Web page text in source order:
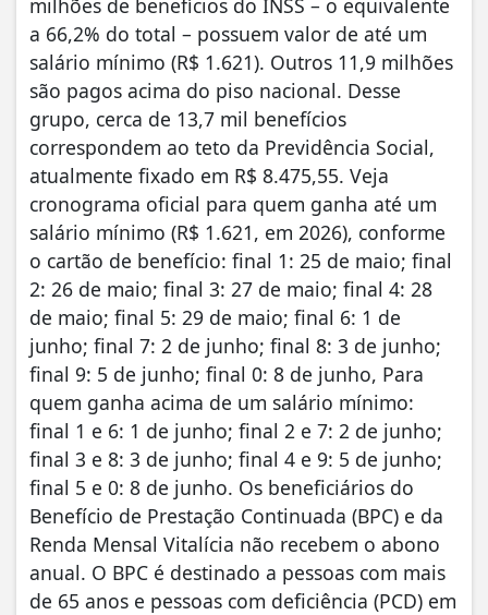
milhões de benefícios do INSS – o equivalente
a 66,2% do total – possuem valor de até um
salário mínimo (R$ 1.621). Outros 11,9 milhões
são pagos acima do piso nacional. Desse
grupo, cerca de 13,7 mil benefícios
correspondem ao teto da Previdência Social,
atualmente fixado em R$ 8.475,55. Veja
cronograma oficial para quem ganha até um
salário mínimo (R$ 1.621, em 2026), conforme
o cartão de benefício: final 1: 25 de maio; final
2: 26 de maio; final 3: 27 de maio; final 4: 28
de maio; final 5: 29 de maio; final 6: 1 de
junho; final 7: 2 de junho; final 8: 3 de junho;
final 9: 5 de junho; final 0: 8 de junho, Para
quem ganha acima de um salário mínimo:
final 1 e 6: 1 de junho; final 2 e 7: 2 de junho;
final 3 e 8: 3 de junho; final 4 e 9: 5 de junho;
final 5 e 0: 8 de junho. Os beneficiários do
Benefício de Prestação Continuada (BPC) e da
Renda Mensal Vitalícia não recebem o abono
anual. O BPC é destinado a pessoas com mais
de 65 anos e pessoas com deficiência (PCD) em